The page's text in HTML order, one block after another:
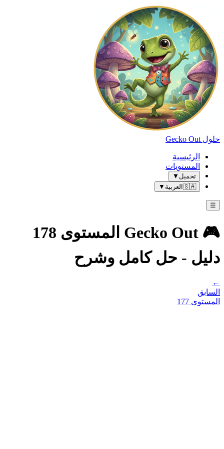
حلول Gecko Out
الرئيسية
المستويات
تحميل ▼
🇸🇦 العربية ▼
☰
🎮 Gecko Out المستوى 178
دليل - حل كامل وشرح
←
السابق
المستوى 177